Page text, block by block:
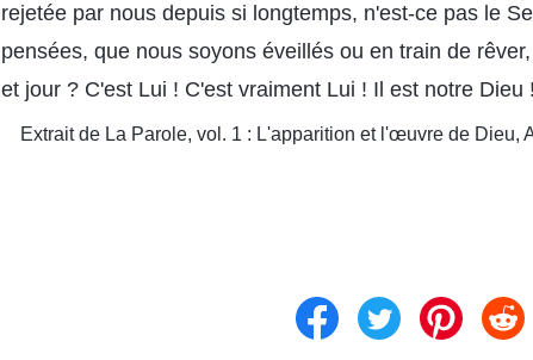
rejetée par nous depuis si longtemps, n'est-ce pas le
pensées, que nous soyons éveillés ou en train de
et jour ? C'est Lui ! C'est vraiment Lui ! Il est notre
Extrait de La Parole, vol. 1 : L'apparition et l'œuvre de Dieu,